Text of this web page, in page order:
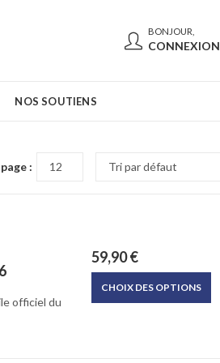
BONJOUR,
CONNEXION
NOS SOUTIENS
:
officiel du
59,90€
CHOIX DES OPTIONS